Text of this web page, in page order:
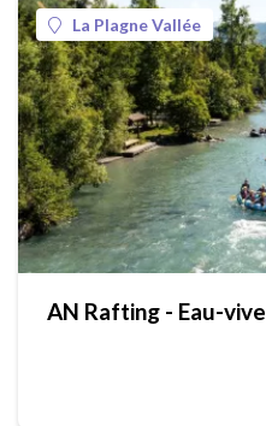
La Plagne Vallée
AN Rafting - Eau-vive